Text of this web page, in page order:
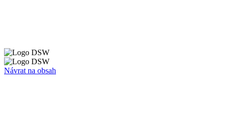
Návrat na obsah